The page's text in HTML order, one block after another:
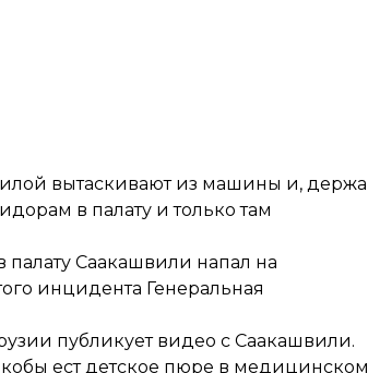
вытаскивают из машины и, держа
в палату и только там
Саакашвили напал на
инцидента Генеральная
публикует видео с Саакашвили.
ест детское пюре в медицинском